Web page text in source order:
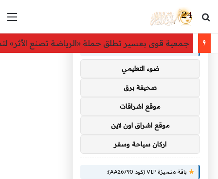
بحث عن
جمعية قوى بعسير تطلق حملة «الرياضة تصنع الأثر»
توصيات :
باقة متميزة VIP (كود: AA35872):
ضوء التعليمي
صحيفة برق
موقع اشراقات
موقع اشراق اون لاين
اركان سياحة وسفر
باقة متميزة VIP (كود: AA26790):